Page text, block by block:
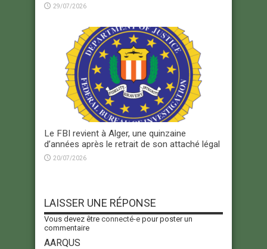
29/07/2026
Le FBI revient à Alger, une quinzaine
d’années après le retrait de son attaché légal
20/07/2026
LAISSER UNE RÉPONSE
Vous devez être connecté-e pour poster un
commentaire
AARQUS